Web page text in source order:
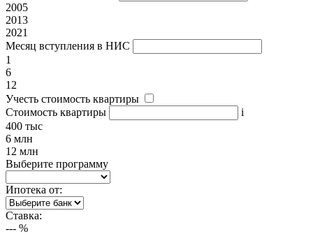
2005
2013
2021
Месяц вступления в НИС
1
6
12
Учесть стоимость квартиры
Стоимость квартиры
i
400 тыс
6 млн
12 млн
Выберите программу
Ипотека от:
Ставка:
--- %